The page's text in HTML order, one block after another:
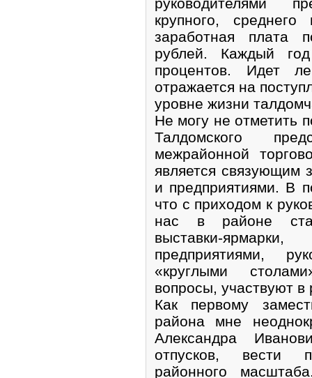
крупного,
заработная плата
рублей. Каждый
процентов. Идет
отражается на
уровне жизни
Не могу не отметить
Талдомского
межрайонной
является связующим
и предприятиями. В
что с приходом к
нас в районе
выставки-
предприятиями,
«круглыми
вопросы, участвуют в
Как первому
района мне
Александра
отпусков, вести
районного